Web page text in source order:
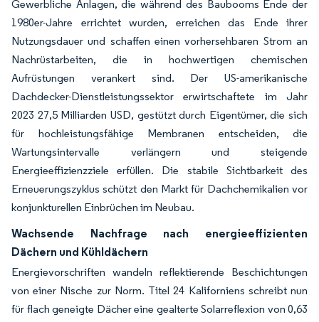
Gewerbliche Anlagen, die während des Baubooms Ende der
1980er-Jahre errichtet wurden, erreichen das Ende ihrer
Nutzungsdauer und schaffen einen vorhersehbaren Strom an
Nachrüstarbeiten, die in hochwertigen chemischen
Aufrüstungen verankert sind. Der US-amerikanische
Dachdecker-Dienstleistungssektor erwirtschaftete im Jahr
2023 27,5 Milliarden USD, gestützt durch Eigentümer, die sich
für hochleistungsfähige Membranen entscheiden, die
Wartungsintervalle verlängern und steigende
Energieeffizienzziele erfüllen. Die stabile Sichtbarkeit des
Erneuerungszyklus schützt den Markt für Dachchemikalien vor
konjunkturellen Einbrüchen im Neubau.
Wachsende Nachfrage nach energieeffizienten
Dächern und Kühldächern
Energievorschriften wandeln reflektierende Beschichtungen
von einer Nische zur Norm. Titel 24 Kaliforniens schreibt nun
für flach geneigte Dächer eine gealterte Solarreflexion von 0,63